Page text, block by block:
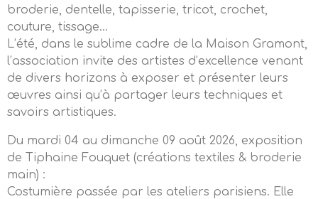
broderie, dentelle, tapisserie, tricot, crochet,
couture, tissage…
L’été, dans le sublime cadre de la Maison Gramont,
l’association invite des artistes d’excellence venant
de divers horizons à exposer et présenter leurs
œuvres ainsi qu’à partager leurs techniques et
savoirs artistiques.
Du mardi 04 au dimanche 09 août 2026, exposition
de Tiphaine Fouquet (créations textiles & broderie
main) :
Costumière passée par les ateliers parisiens. Elle